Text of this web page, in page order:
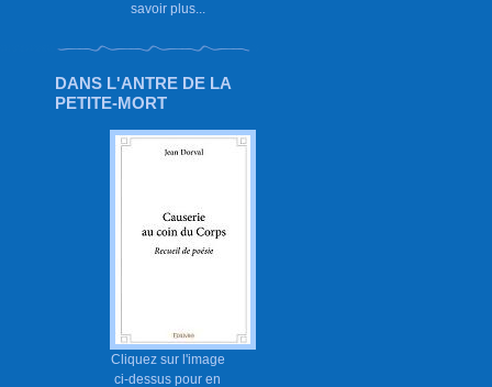
savoir plus...
DANS L'ANTRE DE LA
PETITE-MORT
Cliquez sur l'image
ci-dessus pour en